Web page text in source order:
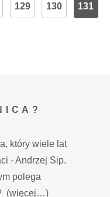
129 130 131
który wiele lat
- Andrzej Sip.
polega
(więcej…)